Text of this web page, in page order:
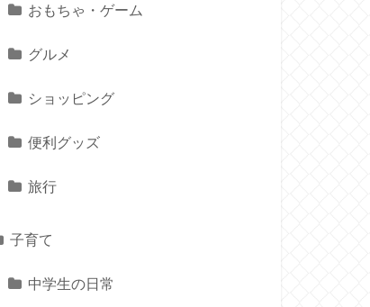
おもちゃ・ゲーム
グルメ
ショッピング
便利グッズ
旅行
子育て
中学生の日常